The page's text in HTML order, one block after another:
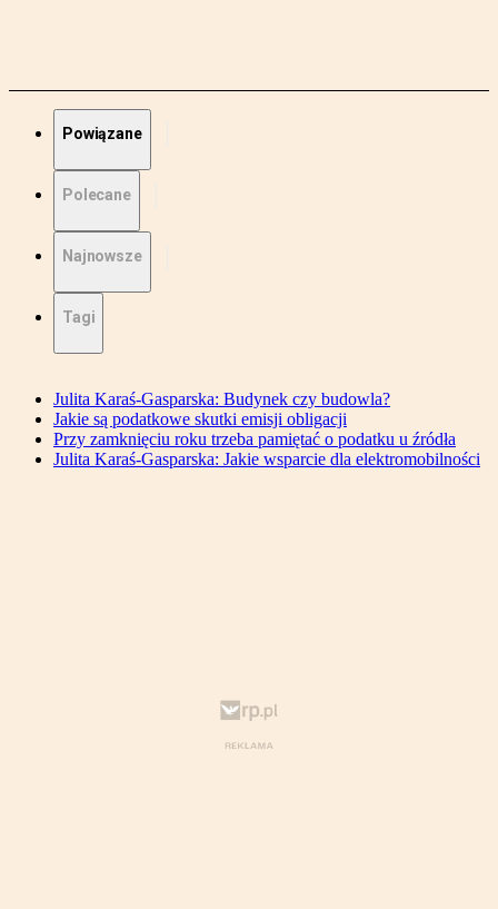
Powiązane
Polecane
Najnowsze
Tagi
Julita Karaś-Gasparska: Budynek czy budowla?
Jakie są podatkowe skutki emisji obligacji
Przy zamknięciu roku trzeba pamiętać o podatku u źródła
Julita Karaś-Gasparska: Jakie wsparcie dla elektromobilności